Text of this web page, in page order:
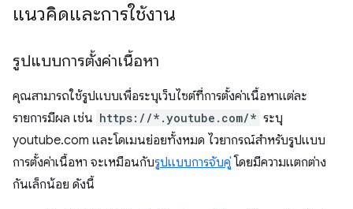
แนวคิดและการใช้งาน
รูปแบบการตั้งค่าเนื้อหา
คุณสามารถใช้รูปแบบเพื่อระบุเว็บไซต์ที่การตั้งค่าเนื้อหาแต่ละ
รายการมีผล เช่น https://*.youtube.com/* ระบุ
youtube.com และโดเมนย่อยทั้งหมด ไวยากรณ์สำหรับรูปแบบ
การตั้งค่าเนื้อหา จะเหมือนกับรูปแบบการจับคู่ โดยมีความแตกต่าง
กันเล็กน้อย ดังนี้